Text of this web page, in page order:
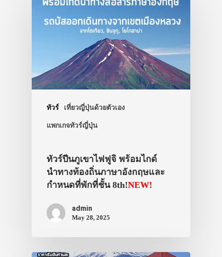
ทัวร์ เที่ยวญี่ปุ่นด้วยตัวเอง
แพกเกจทัวร์ญี่ปุ่น
ทัวร์ปีนภูเขาไฟฟูจิ พร้อมไกด์
นำทางท้องถิ่นภาษาอังกฤษและ
กำหนดที่พักที่ชั้น 8th!NEW!
admin
May 28, 2025